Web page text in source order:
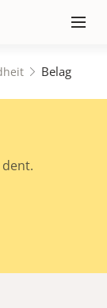
≡
Belag